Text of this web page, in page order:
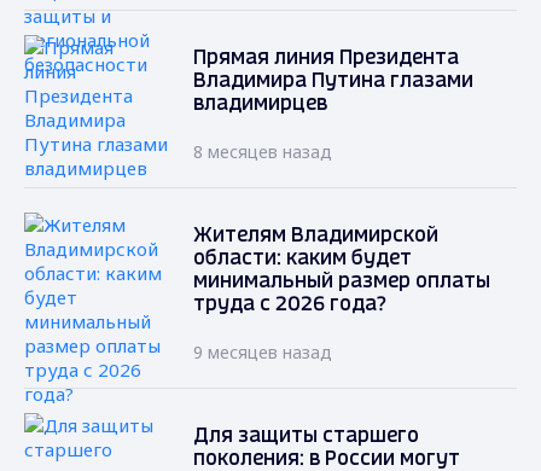
Прямая линия Президента
Владимира Путина глазами
владимирцев
8 месяцев назад
Жителям Владимирской
области: каким будет
минимальный размер оплаты
труда с 2026 года?
9 месяцев назад
Для защиты старшего
поколения: в России могут